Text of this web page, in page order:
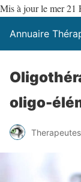
Mis à jour le mer 21
Annuaire
oligo-